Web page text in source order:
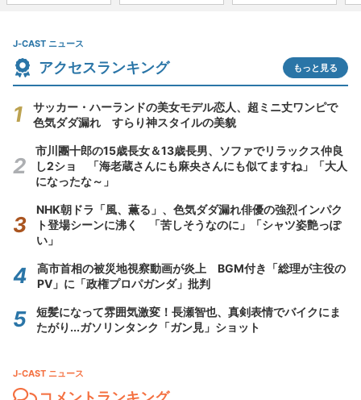
J-CAST ニュース
アクセスランキング もっと見る
サッカー・ハーランドの美女モデル恋人、超ミニ丈ワンピで
色気ダダ漏れ すらり神スタイルの美貌
市川團十郎の15歳長女＆13歳長男、ソファでリラックス仲良
し2ショ 「海老蔵さんにも麻央さんにも似てますね」「大人
になったな～」
NHK朝ドラ「風、薫る」、色気ダダ漏れ俳優の強烈インパク
ト登場シーンに沸く 「苦しそうなのに」「シャツ姿艶っぽ
い」
高市首相の被災地視察動画が炎上 BGM付き「総理が主役の
PV」に「政権プロパガンダ」批判
短髪になって雰囲気激変！長瀬智也、真剣表情でバイクにま
たがり...ガソリンタンク「ガン見」ショット
J-CAST ニュース